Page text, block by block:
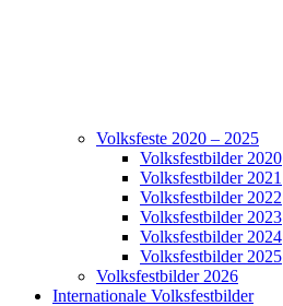
Volksfeste 2020 – 2025
Volksfestbilder 2020
Volksfestbilder 2021
Volksfestbilder 2022
Volksfestbilder 2023
Volksfestbilder 2024
Volksfestbilder 2025
Volksfestbilder 2026
Internationale Volksfestbilder